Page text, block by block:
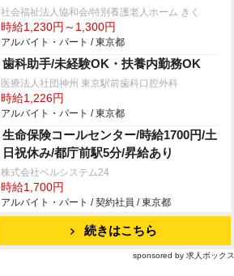
社会福祉法人協和会/特別養護老人ホーム きく
時給1,230円～1,300円
アルバイト・パート / 東京都
歯科助手/未経験OK・扶養内勤務OK
医療法人社団神州 東京駅前歯科口腔外科
時給1,226円
アルバイト・パート / 東京都
生命保険コールセンター/時給1700円/土
日祝休み/都庁前駅5分/昇給あり
株式会社ベルシステム24
時給1,700円
アルバイト・パート / 契約社員 / 東京都
続きはこちら
sponsored by 求人ボックス